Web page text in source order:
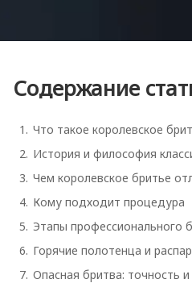
Содержание
Что такое королевское
История и философия
Чем королевское бритье
Кому подходит процедура
Этапы профессионального
Горячие полотенца и
Опасная бритва: точность